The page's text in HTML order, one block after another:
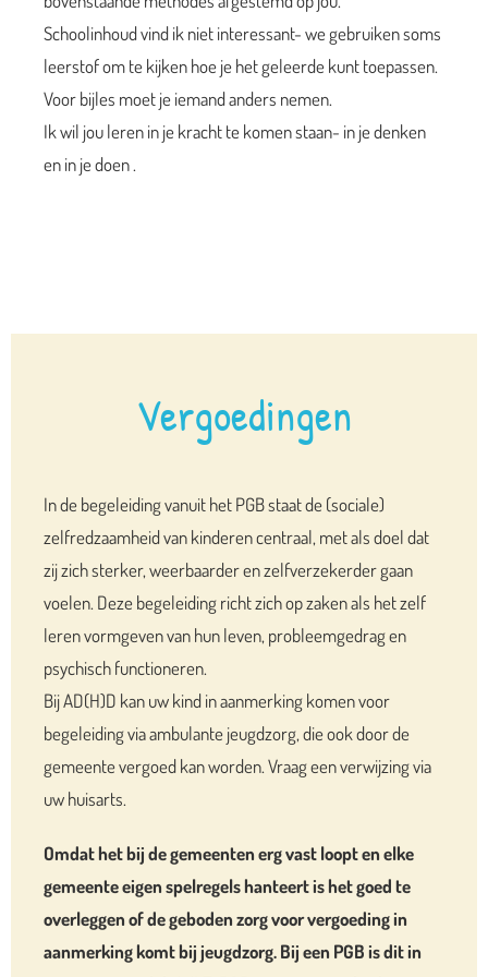
Schoolinhoud vind ik niet interessant- we gebruiken soms
leerstof om te kijken hoe je het geleerde kunt toepassen.
Voor bijles moet je iemand anders nemen.
Ik wil jou leren in je kracht te komen staan- in je denken
en in je doen .
Vergoedingen
In de begeleiding vanuit het PGB staat de (sociale)
zelfredzaamheid van kinderen centraal, met als doel dat
zij zich sterker, weerbaarder en zelfverzekerder gaan
voelen. Deze begeleiding richt zich op zaken als het zelf
leren vormgeven van hun leven, probleemgedrag en
psychisch functioneren.
Bij AD(H)D kan uw kind in aanmerking komen voor
begeleiding via ambulante jeugdzorg, die ook door de
gemeente vergoed kan worden. Vraag een verwijzing via
uw huisarts.
Omdat het bij de gemeenten erg vast loopt en elke
gemeente eigen spelregels hanteert is het goed te
overleggen of de geboden zorg voor vergoeding in
aanmerking komt bij jeugdzorg. Bij een PGB is dit in